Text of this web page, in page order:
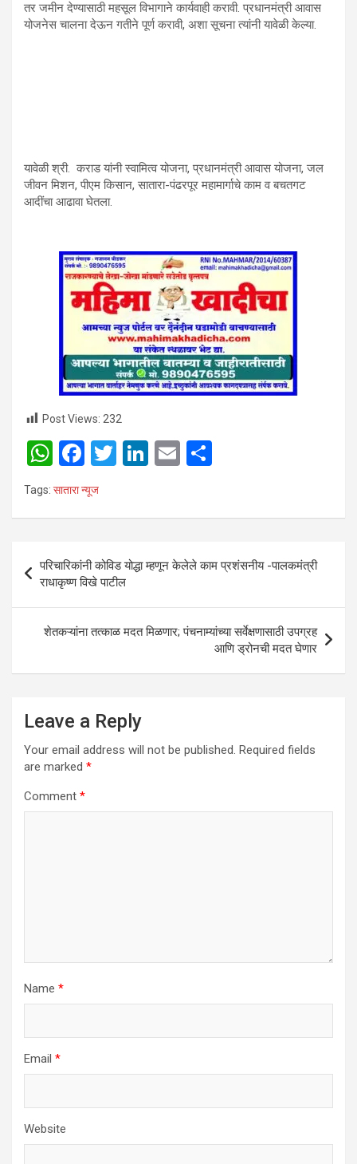
तर जमीन देण्यासाठी महसूल विभागाने कार्यवाही करावी. प्रधानमंत्री आवास
योजनेस चालना देऊन गतीने पूर्ण करावी, अशा सूचना त्यांनी यावेळी केल्या.
यावेळी श्री. कराड यांनी स्वामित्व योजना, प्रधानमंत्री आवास योजना, जल
जीवन मिशन, पीएम किसान, सातारा-पंढरपूर महामार्गाचे काम व बचतगट
आदींचा आढावा घेतला.
Post Views: 232
W
h
at
A
p
p
F
a
ce
o
o
k
T
Li
n
E
Tags: सातारा न्यूज
Post
navigation
परिचारिकांनी कोविड योद्धा म्हणून केलेले काम प्रशंसनीय -पालकमंत्री
राधाकृष्ण विखे पाटील
शेतकऱ्यांना तत्काळ मदत मिळणार; पंचनाम्यांच्या सर्वेक्षणासाठी उपग्रह
आणि ड्रोनची मदत घेणार
Leave a Reply
Your email address will not be published. Required fields
are marked *
Comment *
Name *
Email *
Website